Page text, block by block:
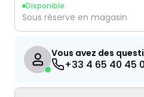
Disponible
Sous réserve en magasin
Vous avez des
+33 4 65 40 45